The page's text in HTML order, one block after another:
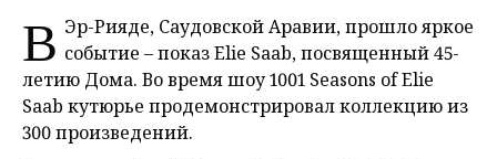
В Эр-Рияде, Саудовской Аравии, прошло яркое
событие – показ Elie Saab, посвященный 45-
летию Дома. Во время шоу 1001 Seasons of Elie
Saab кутюрье продемонстрировал коллекцию из
300 произведений.